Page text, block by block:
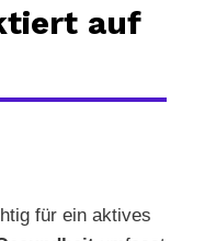
auf
für ein aktives